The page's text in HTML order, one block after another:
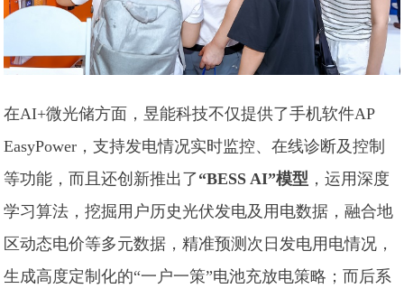
在AI+微光储方面，昱能科技不仅提供了手机软件AP
EasyPower，支持发电情况实时监控、在线诊断及控制
等功能，而且还创新推出了“BESS AI”模型 ，运用深度
学习算法，挖掘用户历史光伏发电及用电数据，融合地
区动态电价等多元数据，精准预测次日发电用电情况，
生成高度定制化的“一户一策”电池充放电策略；而后系